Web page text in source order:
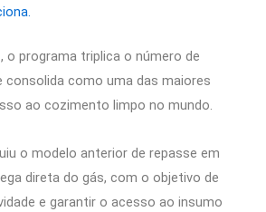
o programa triplica o número de
consolida como uma das maiores
ao cozimento limpo no mundo.
o modelo anterior de repasse em
direta do gás, com o objetivo de
e garantir o acesso ao insumo